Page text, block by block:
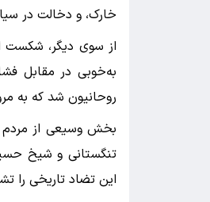
خارک، و دخالت در
از سوی دیگر، شکست
به‌خوبی در مقابل
روحانیون شد که به
بخش وسیعی از مردم
تنگستانی و شیخ
این تضاد تاریخی را